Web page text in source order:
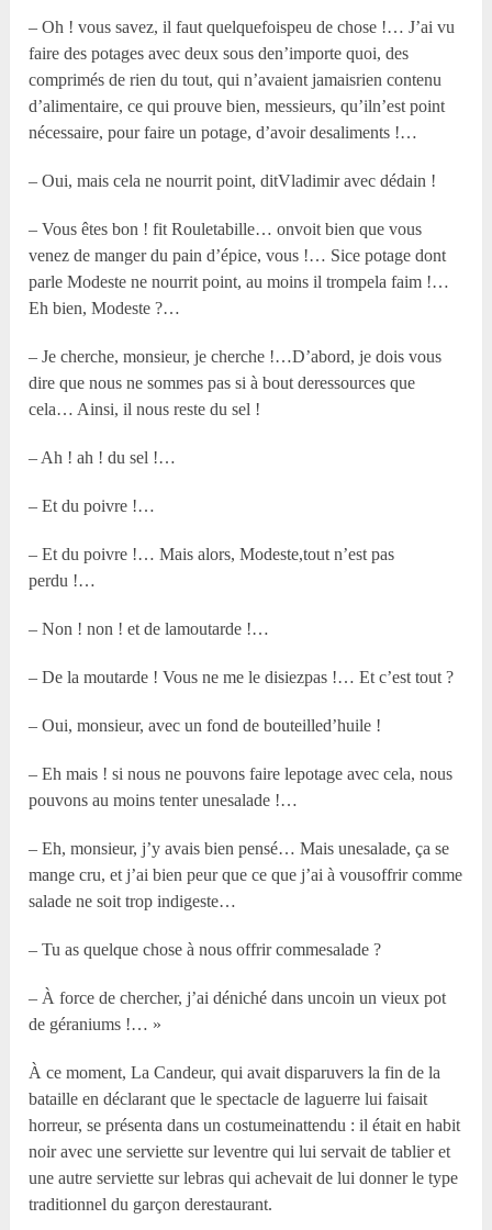
– Oh ! vous savez, il faut quelquefoispeu de chose !… J’ai vu
faire des potages avec deux sous den’importe quoi, des
comprimés de rien du tout, qui n’avaient jamaisrien contenu
d’alimentaire, ce qui prouve bien, messieurs, qu’iln’est point
nécessaire, pour faire un potage, d’avoir desaliments !…
– Oui, mais cela ne nourrit point, ditVladimir avec dédain !
– Vous êtes bon ! fit Rouletabille… onvoit bien que vous
venez de manger du pain d’épice, vous !… Sice potage dont
parle Modeste ne nourrit point, au moins il trompela faim !…
Eh bien, Modeste ?…
– Je cherche, monsieur, je cherche !…D’abord, je dois vous
dire que nous ne sommes pas si à bout deressources que
cela… Ainsi, il nous reste du sel !
– Ah ! ah ! du sel !…
– Et du poivre !…
– Et du poivre !… Mais alors, Modeste,tout n’est pas
perdu !…
– Non ! non ! et de lamoutarde !…
– De la moutarde ! Vous ne me le disiezpas !… Et c’est tout ?
– Oui, monsieur, avec un fond de bouteilled’huile !
– Eh mais ! si nous ne pouvons faire lepotage avec cela, nous
pouvons au moins tenter unesalade !…
– Eh, monsieur, j’y avais bien pensé… Mais unesalade, ça se
mange cru, et j’ai bien peur que ce que j’ai à vousoffrir comme
salade ne soit trop indigeste…
– Tu as quelque chose à nous offrir commesalade ?
– À force de chercher, j’ai déniché dans uncoin un vieux pot
de géraniums !… »
À ce moment, La Candeur, qui avait disparuvers la fin de la
bataille en déclarant que le spectacle de laguerre lui faisait
horreur, se présenta dans un costumeinattendu : il était en habit
noir avec une serviette sur leventre qui lui servait de tablier et
une autre serviette sur lebras qui achevait de lui donner le type
traditionnel du garçon derestaurant.